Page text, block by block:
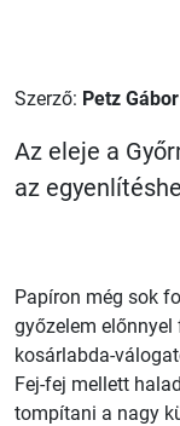
Szerző: Petz Gábor
Az eleje a
az
Papíron még sok
győzelem előnnyel
kosárlabda-
Fej-fej mellett
tompítani a nagy